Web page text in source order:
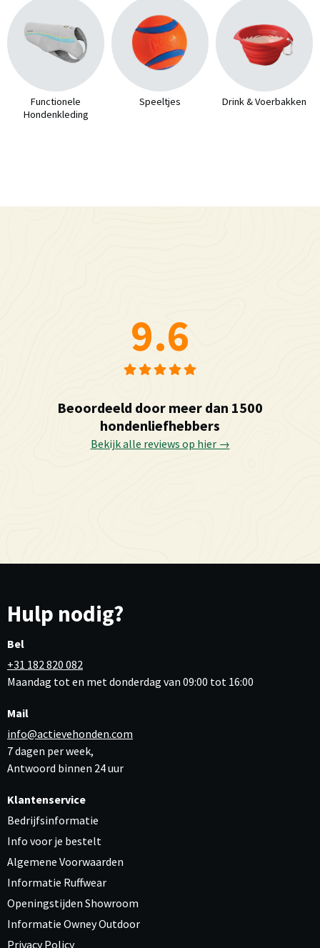
Functionele
Hondenkleding
Speeltjes Drink & Voerbakken
9.6
Beoordeeld door meer dan 1500
hondenliefhebbers
Bekijk alle reviews op hier →
Hulp nodig?
Bel
+31 182 820 082
Maandag tot en met donderdag van 09:00 tot 16:00
Mail
info@actievehonden.com
7 dagen per week,
Antwoord binnen 24 uur
Klantenservice
Bedrijfsinformatie
Info voor je bestelt
Algemene Voorwaarden
Informatie Ruffwear
Openingstijden Showroom
Informatie Owney Outdoor
Privacy Policy